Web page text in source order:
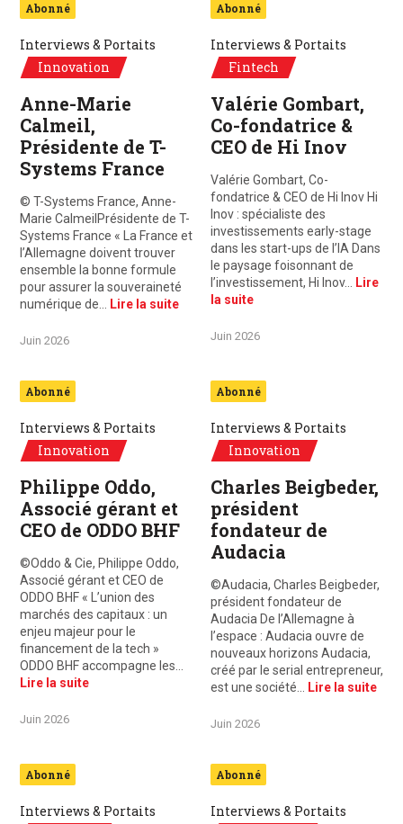
Abonné
Interviews & Portaits
Innovation
Anne-Marie
Calmeil,
Présidente de T-
Systems France
© T-Systems France, Anne-
Marie CalmeilPrésidente de T-
Systems France « La France et
l’Allemagne doivent trouver
ensemble la bonne formule
pour assurer la souveraineté
numérique de…
Lire la suite
Juin 2026
Abonné
Interviews & Portaits
Fintech
Valérie Gombart,
Co-fondatrice &
CEO de Hi Inov
Valérie Gombart, Co-
fondatrice & CEO de Hi Inov Hi
Inov : spécialiste des
investissements early-stage
dans les start-ups de l’IA Dans
le paysage foisonnant de
l’investissement, Hi Inov…
Lire
la suite
Juin 2026
Abonné
Interviews & Portaits
Innovation
Philippe Oddo,
Associé gérant et
CEO de ODDO BHF
©Oddo & Cie, Philippe Oddo,
Associé gérant et CEO de
ODDO BHF « L’union des
marchés des capitaux : un
enjeu majeur pour le
financement de la tech »
ODDO BHF accompagne les…
Lire la suite
Juin 2026
Abonné
Interviews & Portaits
Innovation
Charles Beigbeder,
président
fondateur de
Audacia
©Audacia, Charles Beigbeder,
président fondateur de
Audacia De l’Allemagne à
l’espace : Audacia ouvre de
nouveaux horizons Audacia,
créé par le serial entrepreneur,
est une société…
Lire la suite
Juin 2026
Abonné
Interviews & Portaits
Abonné
Interviews & Portaits